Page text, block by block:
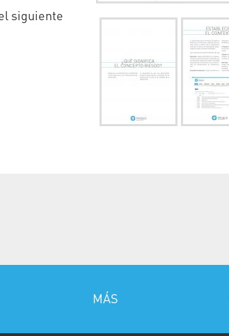
siguiente
MÁS